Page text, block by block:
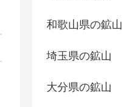
和歌山県の鉱山
埼玉県の鉱山
大分県の鉱山